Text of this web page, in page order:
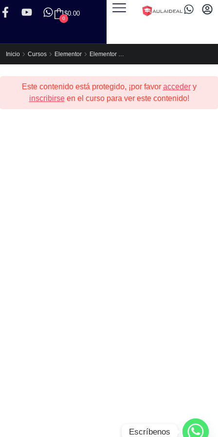
$0.00
0
Inicio Cursos Elementor Elementor Express (Para no Programadores)
Este contenido está protegido, ¡por favor accedery
inscribirseen el curso para ver este contenido!
Escríbenos